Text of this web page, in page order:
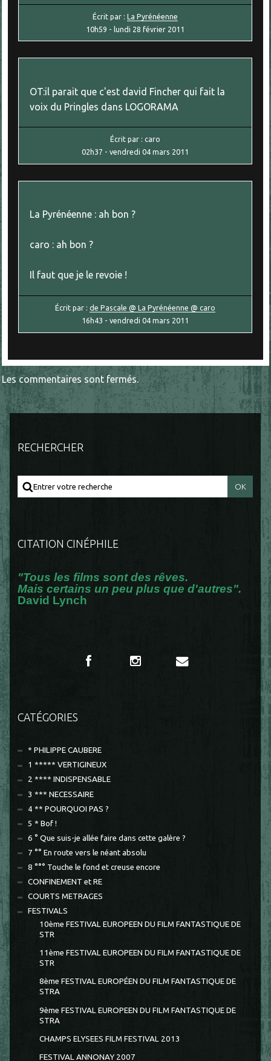
Écrit par :La Pyrénéenne
10h59 -lundi 28 février 2011
OT:il parait que c'est david Fincher qui fait la
voix du Pringles dans LOGORAMA
Écrit par :caro
02h37 -vendredi 04 mars 2011
La Pyrénéenne : ah bon ?
caro : ah bon ?
Il faut que je le revoie !
Écrit par :de Pascale @ La Pyrénéenne @ caro
16h43 -vendredi 04 mars 2011
Les commentaires sont fermés.
RECHERCHER
CITATION CINÉPHILE
"Tous les films sont des rêves.
Mais certains un peu plus que d'autres".
David Lynch
CATÉGORIES
* PHILIPPE CAUBERE
1 ***** VERTIGINEUX
2 **** INDISPENSABLE
3 *** NECESSAIRE
4 ** POURQUOI PAS ?
5 * Bof !
6 ° Que suis-je allée faire dans cette galère ?
7 °° En route vers le néant absolu
8 °°° Touche le fond et creuse encore
CONFINEMENT et RE
COURTS METRAGES
FESTIVALS
10ème FESTIVAL EUROPEEN DU FILM FANTASTIQUE DE
STR
11ème FESTIVAL EUROPEEN DU FILM FANTASTIQUE DE
STR
8ème FESTIVAL EUROPÉEN DU FILM FANTASTIQUE DE
STRA
9ème FESTIVAL EUROPEEN DU FILM FANTASTIQUE DE
STRA
CHAMPS ELYSEES FILM FESTIVAL 2013
FESTIVAL ANNONAY 2007